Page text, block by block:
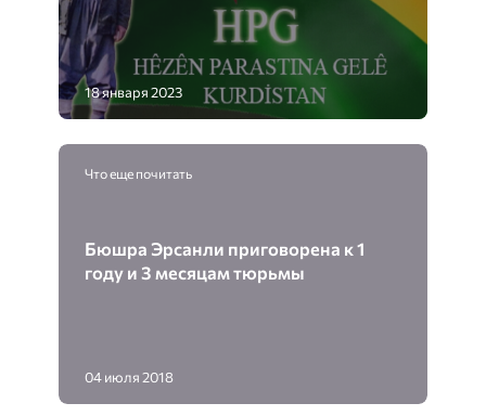
18 января 2023
Что еще почитать
Бюшра Эрсанли приговорена к 1
году и 3 месяцам тюрьмы
04 июля 2018